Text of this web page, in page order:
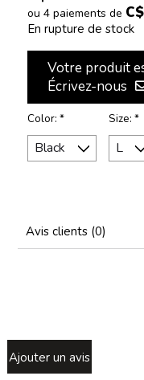
ou 4 paiements de
En rupture de stock
Votre produit
Écrivez-nous
Color: * Size: *
Avis clients (0)
Ajouter un avis